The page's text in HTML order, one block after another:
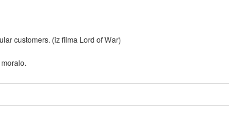
customers. (iz filma Lord of War)